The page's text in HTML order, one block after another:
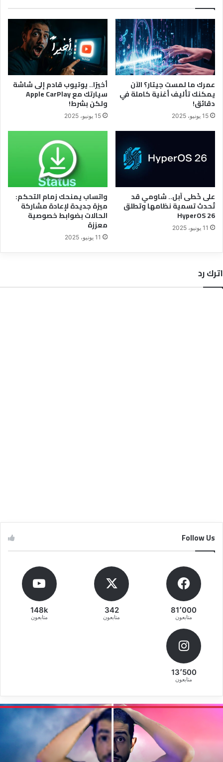
عمرك ما لمست جيتار؟ الآن
يمكنك تأليف أغنية كاملة في
دقائق!
15 يونيو، 2025
أخيرًا.. يوتيوب قادم إلى شاشة
سيارتك مع Apple CarPlay
ولكن بشرط!
15 يونيو، 2025
على خُطى آبل.. شاومي قد
تُحدث تسمية نظامها وتطلق
HyperOS 26
11 يونيو، 2025
واتساب يمنحك زمام التحكم:
ميزة جديدة لإعادة مشاركة
الحالات بضوابط خصوصية
معززة
11 يونيو، 2025
اترك رد
Follow Us
81٬000
متابعون
342
متابعون
148k
متابعون
13٬500
متابعون
طريقة